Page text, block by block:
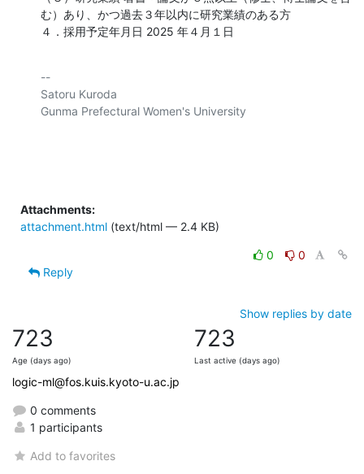
む）あり、かつ過去３年以内に研究業績のある方
４．採用予定年月日 2025 年４月１日
--
Satoru Kuroda
Gunma Prefectural Women's University
Attachments:
attachment.html (text/html — 2.4 KB)
0
0
Reply
Show replies by date
723
Age (days ago)
723
Last active (days ago)
logic-ml@fos.kuis.kyoto-u.ac.jp
0 comments
1 participants
Add to favorites